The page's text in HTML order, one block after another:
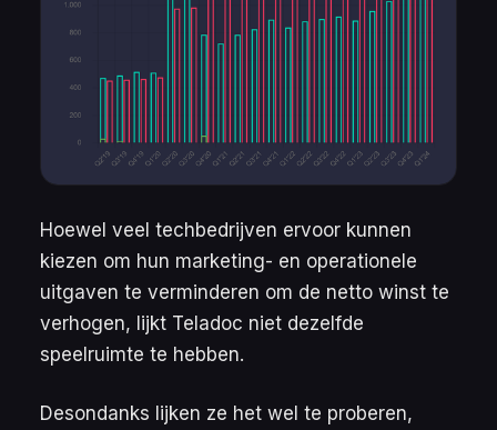
Hoewel veel techbedrijven ervoor kunnen
kiezen om hun marketing- en operationele
uitgaven te verminderen om de netto winst te
verhogen, lijkt Teladoc niet dezelfde
speelruimte te hebben.
Desondanks lijken ze het wel te proberen,